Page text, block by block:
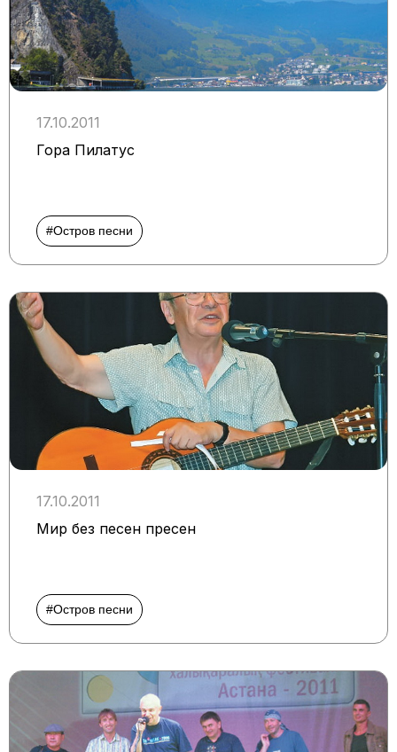
17.10.2011
Гора Пилатус
#Остров песни
17.10.2011
Мир без песен пресен
#Остров песни